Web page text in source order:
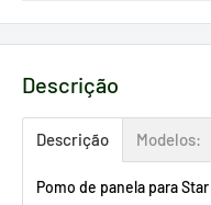
Descrição
Descrição Modelos:
Pomo de panela para Star